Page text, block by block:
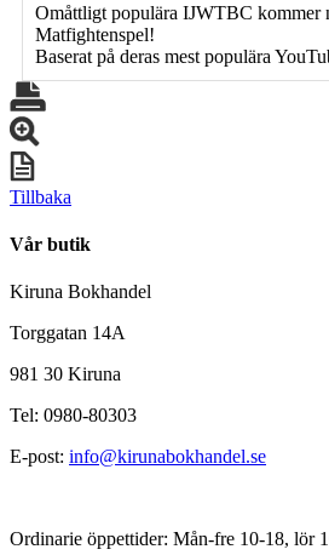
Omåttligt populära IJWTBC kommer
Matfightenspel!
Baserat på deras mest populära
Tillbaka
Vår butik
Kiruna Bokhandel
Torggatan 14A
981 30 Kiruna
Tel: 0980-80303
E-post: info@kirunabokhandel.se
Ordinarie öppettider: Mån-fre 10-18, lör